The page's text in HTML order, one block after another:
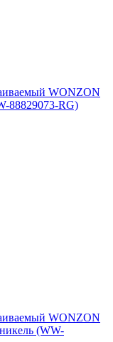
WONZON
88829073-RG)
WONZON
(WW-